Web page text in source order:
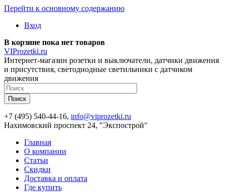
Перейти к основному содержанию
Вход
В корзине пока нет товаров
VIProzetki.ru
Интернет-магазин розетки и выключатели, датчики движения
и присутствия, светодиодные светильники с датчиком
движения
+7 (495) 540-44-16, info@viprozetki.ru
Нахимовский проспект 24, "Экспострой"
Главная
О компании
Статьи
Скидки
Доставка и оплата
Где купить